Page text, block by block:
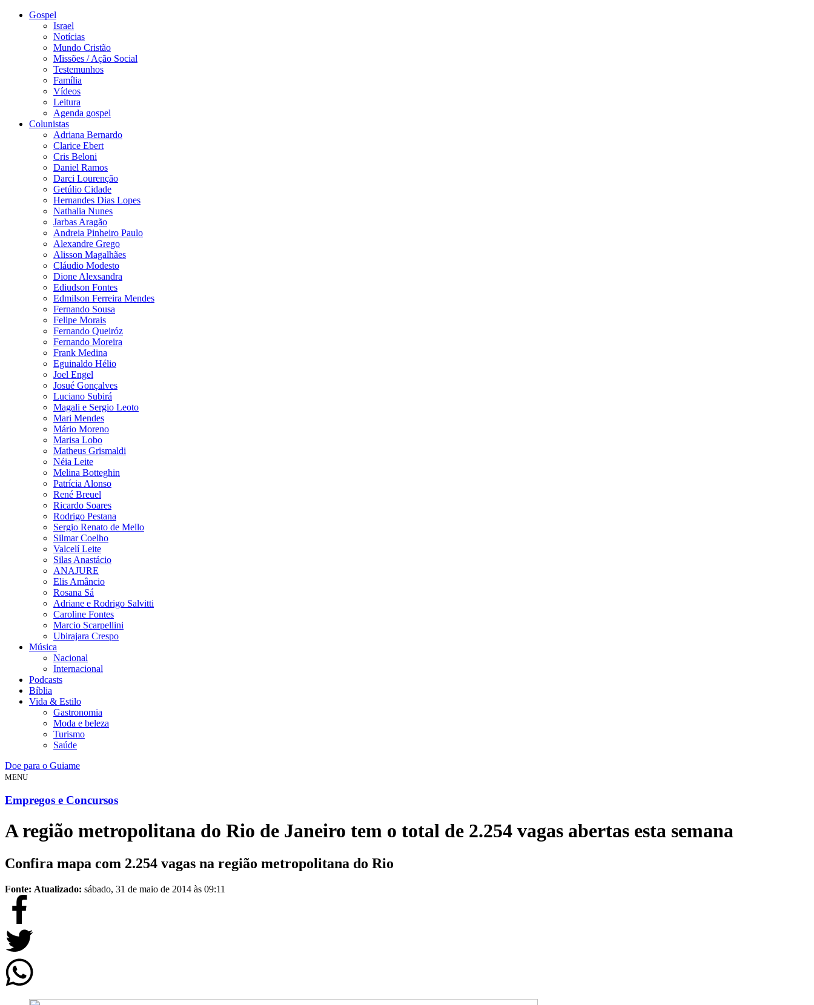
Gospel
Israel
Notícias
Mundo Cristão
Missões / Ação Social
Testemunhos
Família
Vídeos
Leitura
Agenda gospel
Colunistas
Adriana Bernardo
Clarice Ebert
Cris Beloni
Daniel Ramos
Darci Lourenção
Getúlio Cidade
Hernandes Dias Lopes
Nathalia Nunes
Jarbas Aragão
Andreia Pinheiro Paulo
Alexandre Grego
Alisson Magalhães
Cláudio Modesto
Dione Alexsandra
Ediudson Fontes
Edmilson Ferreira Mendes
Fernando Sousa
Felipe Morais
Fernando Queiróz
Fernando Moreira
Frank Medina
Eguinaldo Hélio
Joel Engel
Josué Gonçalves
Luciano Subirá
Magali e Sergio Leoto
Mari Mendes
Mário Moreno
Marisa Lobo
Matheus Grismaldi
Néia Leite
Melina Botteghin
Patrícia Alonso
René Breuel
Ricardo Soares
Rodrigo Pestana
Sergio Renato de Mello
Silmar Coelho
Valcelí Leite
Silas Anastácio
ANAJURE
Elis Amâncio
Rosana Sá
Adriane e Rodrigo Salvitti
Caroline Fontes
Marcio Scarpellini
Ubirajara Crespo
Música
Nacional
Internacional
Podcasts
Bíblia
Vida & Estilo
Gastronomia
Moda e beleza
Turismo
Saúde
Doe para o Guiame
MENU
Empregos e Concursos
A região metropolitana do Rio de Janeiro tem o total de 2.254 vagas abertas esta semana
Confira mapa com 2.254 vagas na região metropolitana do Rio
Fonte: Atualizado: sábado, 31 de maio de 2014 às 09:11